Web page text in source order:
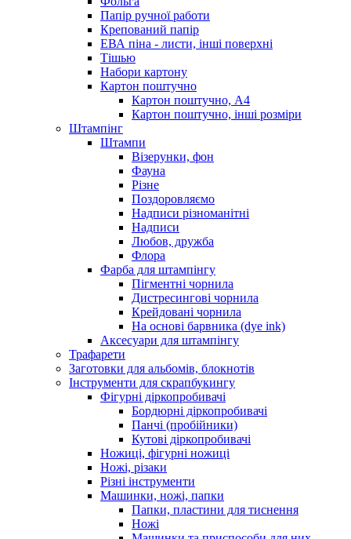
Папір ручної работи
Крепований папір
ЕВА піна - листи, інші поверхні
Тішью
Набори картону
Картон поштучно
Картон поштучно, А4
Картон поштучно, інші розміри
Штампінг
Штампи
Візерунки, фон
Фауна
Різне
Поздоровляємо
Надписи різноманітні
Надписи
Любов, дружба
Флора
Фарба для штампінгу
Пігментні чорнила
Дистресингові чорнила
Крейдовані чорнила
На основі барвника (dye ink)
Аксесуари для штампінгу
Трафарети
Заготовки для альбомів, блокнотів
Інструменти для скрапбукингу
Фігурні діркопробивачі
Бордюрні діркопробивачі
Панчі (пробійники)
Кутові діркопробивачі
Ножиці, фігурні ножиці
Ножі, різаки
Різні інструменти
Машинки, ножі, папки
Папки, пластини для тиснення
Ножі